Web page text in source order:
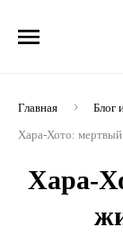
Главная Блог
Хара-Хото:
Хара-